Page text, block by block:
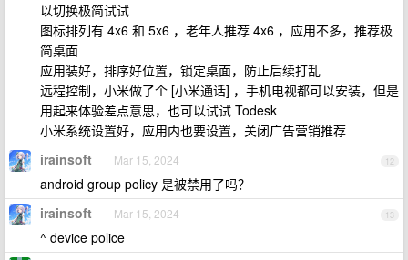
以切换极简试试
图标排列有 4x6 和 5x6 ，老年人推荐 4x6 ，应用不多，推荐极
简桌面
应用装好，排序好位置，锁定桌面，防止后续打乱
远程控制，小米做了个 [小米通话] ，手机电视都可以安装，但是
用起来体验差点意思，也可以试试 Todesk
小米系统设置好，应用内也要设置，关闭广告营销推荐
12
irainsoft Mar 15, 2024
android group policy 是被禁用了吗？
13
irainsoft Mar 15, 2024
^ device police